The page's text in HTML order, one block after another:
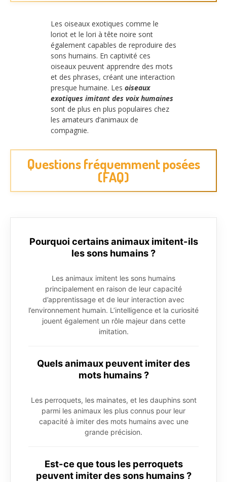
Les oiseaux exotiques comme le
loriot et le lori à tête noire sont
également capables de reproduire des
sons humains. En captivité ces
oiseaux peuvent apprendre des mots
et des phrases, créant une interaction
presque humaine. Les oiseaux
exotiques imitant des voix humaines
sont de plus en plus populaires chez
les amateurs d’animaux de
compagnie.
Questions fréquemment posées
(FAQ)
Pourquoi certains animaux imitent-ils
les sons humains ?
Les animaux imitent les sons humains
principalement en raison de leur capacité
d’apprentissage et de leur interaction avec
l’environnement humain. L’intelligence et la curiosité
jouent également un rôle majeur dans cette
imitation.
Quels animaux peuvent imiter des
mots humains ?
Les perroquets, les mainates, et les dauphins sont
parmi les animaux les plus connus pour leur
capacité à imiter des mots humains avec une
grande précision.
Est-ce que tous les perroquets
peuvent imiter des sons humains ?